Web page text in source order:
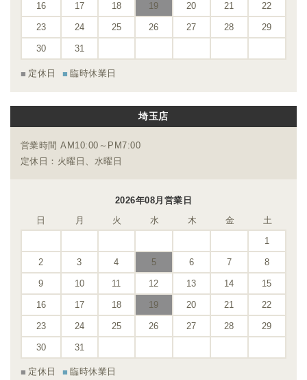
16 17 18 19 20 21 22
23 24 25 26 27 28 29
30 31
定休日 臨時休業日
埼玉店
営業時間 AM10:00～PM7:00
定休日：火曜日、水曜日
2026年08月営業日
日
月 火 水 木 金
土
1
2 3 4 5 6 7 8
9 10 11 12 13 14 15
16 17 18 19 20 21 22
23 24 25 26 27 28 29
30 31
定休日 臨時休業日